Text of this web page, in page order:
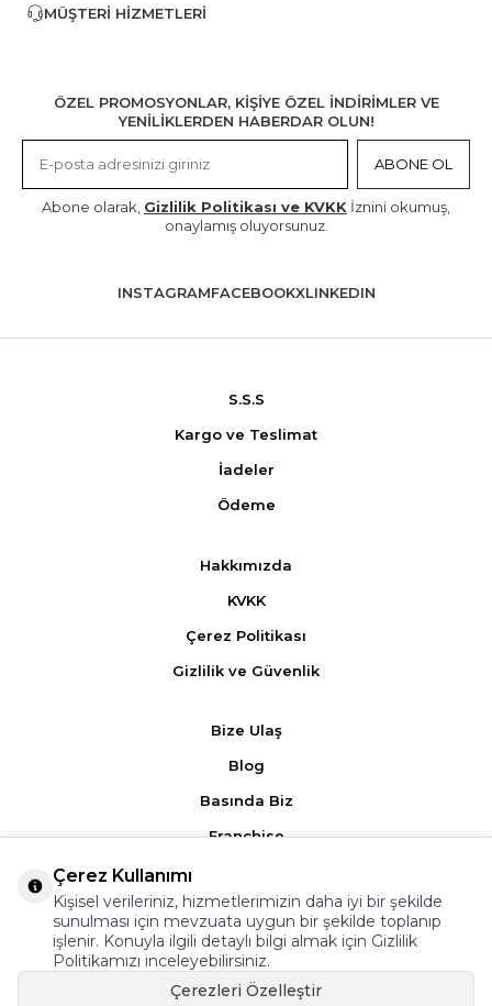
MÜŞTERI HIZMETLERI
ÖZEL PROMOSYONLAR, KİŞİYE ÖZEL İNDİRİMLER VE
YENİLİKLERDEN HABERDAR OLUN!
ABONE OL
Abone olarak, Gizlilik Politikası ve KVKK İznini okumuş,
onaylamış oluyorsunuz.
INSTAGRAMFACEBOOKXLINKEDIN
S.S.S
Kargo ve Teslimat
İadeler
Ödeme
Hakkımızda
KVKK
Çerez Politikası
Gizlilik ve Güvenlik
Bize Ulaş
Blog
Basında Biz
Franchise
Ürün Yorumları
Kampanyalar
Üyelik Sözleşmesi
Satış Sözleşmesi
Çerez Kullanımı
Kişisel verileriniz, hizmetlerimizin daha iyi bir şekilde
sunulması için mevzuata uygun bir şekilde toplanıp
işlenir. Konuyla ilgili detaylı bilgi almak için Gizlilik
Politikamızı inceleyebilirsiniz.
Çerezleri Özelleştir